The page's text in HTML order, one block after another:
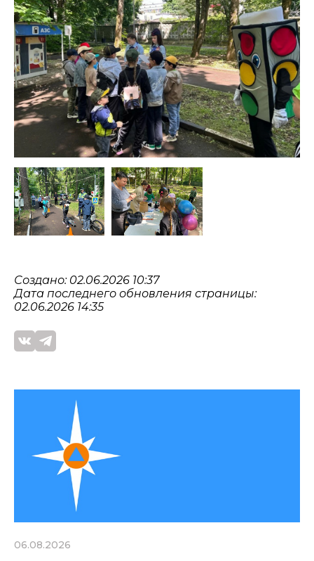
Создано: 02.06.2026 10:37
Дата последнего обновления страницы:
02.06.2026 14:35
06.08.2026